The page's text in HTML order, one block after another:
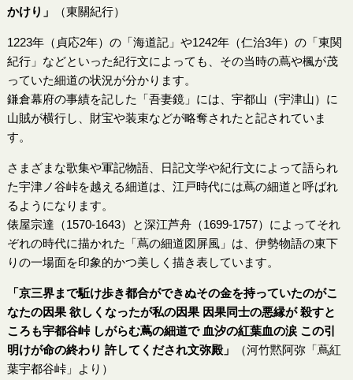
かけり」
（東關紀行）
1223年（貞応2年）の「海道記」や1242年（仁治3年）の「東関
紀行」などといった紀行文によっても、その当時の蔦や楓が茂
っていた細道の状況が分かります。
鎌倉幕府の事績を記した「吾妻鏡」には、宇都山（宇津山）に
山賊が横行し、財宝や装束などが略奪されたと記されていま
す。
さまざまな歌集や軍記物語、日記文学や紀行文によって語られ
た宇津ノ谷峠を越える細道は、江戸時代には蔦の細道と呼ばれ
るようになります。
俵屋宗達（1570-1643）と深江芦舟（1699-1757）によってそれ
ぞれの時代に描かれた「蔦の細道図屏風」は、伊勢物語の東下
りの一場面を印象的かつ美しく描き表しています。
「京三界まで駈け歩き都合ができぬその金を持っていたのがこ
なたの因果 欲しくなったが私の因果 因果同士の悪縁が 殺すと
ころも宇都谷峠 しがらむ蔦の細道で 血汐の紅葉血の涙 この引
明けが命の終わり 許してくだされ文弥殿」
（河竹黙阿弥「蔦紅
葉宇都谷峠」より）